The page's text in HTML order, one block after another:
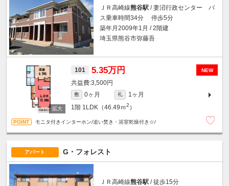
ＪＲ高崎線熊谷駅 / 妻沼行政センター バ
ス乗車時間34分 停歩5分
築年月2009年1月 / 2階建
埼玉県熊谷市弥藤吾
NEW
101 5.35万円
3,500円
敷 0ヶ月 礼
1ヶ月
1階 1LDK（46.49ｍ2 ）
モニタ付きインターホン/追い焚き・浴室乾燥付き☆/
アパート G・フォレスト
ＪＲ高崎線熊谷駅 / 徒歩15分